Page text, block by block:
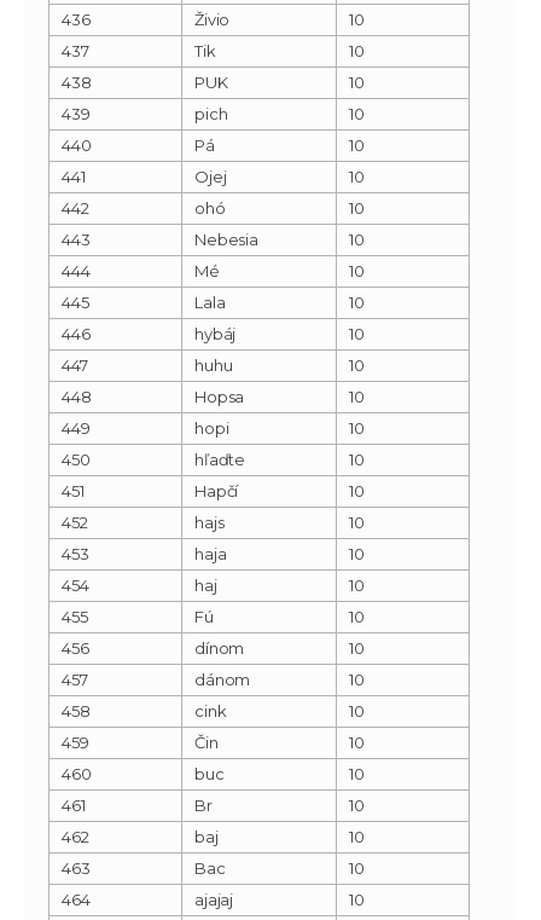
436 Živio
10
437
Tik
10
438
PUK
10
439
pich
10
440
Pá
10
441
Ojej
10
442
ohó
10
443
Nebesia
10
444
Mé
10
445
Lala
10
446
hybáj
10
447
huhu
10
448
Hopsa
10
449
hopi
10
450
hľaďte
10
451
Hapčí
10
452
hajs
10
453
haja
10
454
haj
10
455
Fú
10
456
dínom
10
457
dánom
10
458
cink
10
459
Čin
10
460
buc
10
461
Br
10
462
baj
10
463
Bac
10
464
ajajaj
10